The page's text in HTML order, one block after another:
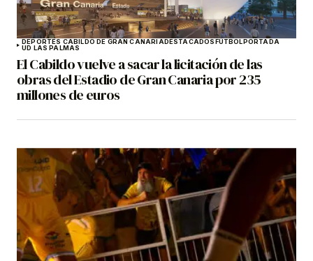
DEPORTES CABILDO DE GRAN CANARIADESTACADOSFÚTBOLPORTADA
UD LAS PALMAS
El Cabildo vuelve a sacar la licitación de las
obras del Estadio de Gran Canaria por 235
millones de euros